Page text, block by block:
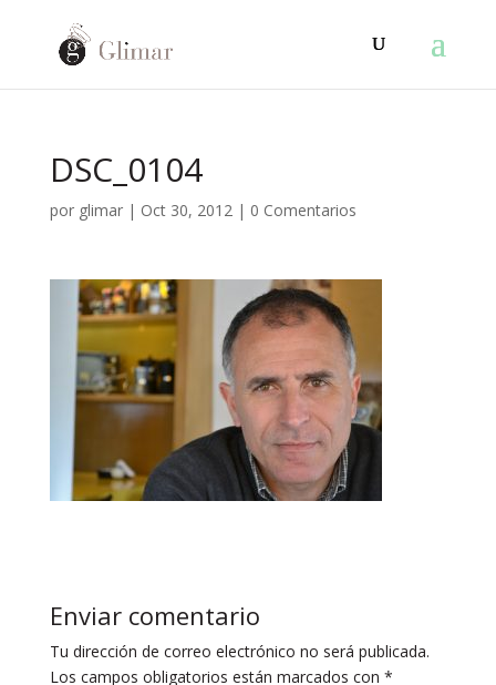
DSC_0104
por glimar| Oct 30, 2012| 0 Comentarios
Enviar comentario
Tu dirección de correo electrónico no será publicada.
Los campos obligatorios están marcados con *